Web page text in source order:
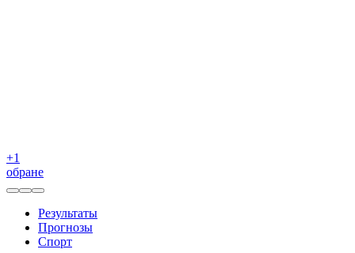
+1
обране
Результаты
Прогнозы
Спорт